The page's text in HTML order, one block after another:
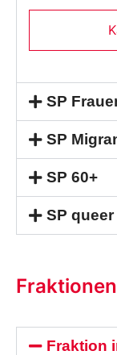
SP
SP
SP 60+
SP queer
Fraktionen
Fraktion